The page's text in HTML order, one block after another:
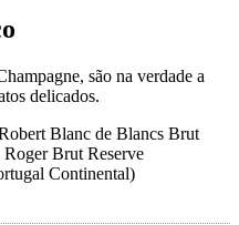
são na verdade a
delicados.
Blanc de Blancs Brut
Brut Reserve
Continental)